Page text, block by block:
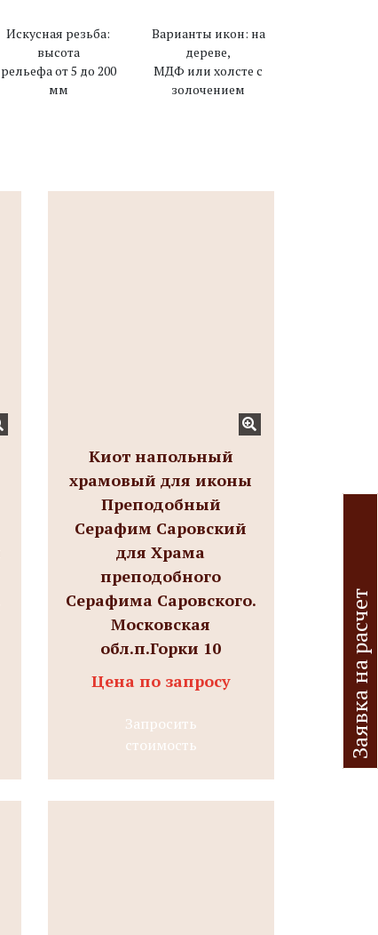
Искусная резьба:
высота
рельефа от 5 до 200
мм
Варианты икон: на
дереве,
МДФ или холсте с
золочением
Киот напольный
храмовый для иконы
Преподобный
Серафим Саровский
для Храма
преподобного
Серафима Саровского.
Московская
обл.п.Горки 10
Цена по запросу
Запросить
стоимость
З
а
я
в
к
а
а
р
а
с
ч
е
т
и
з
д
е
л
и